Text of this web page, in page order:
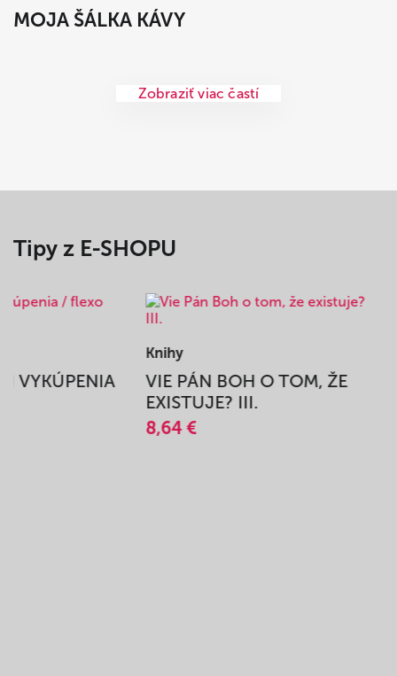
MOJA ŠÁLKA KÁVY
Zobraziť viac častí
Tipy z E-SHOPU
VYKÚPENIA
Knihy
VIE PÁN BOH O TOM, ŽE
EXISTUJE? III.
8,64 €